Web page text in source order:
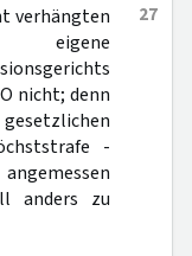
27
verhängten
nicht; denn
-
anders zu